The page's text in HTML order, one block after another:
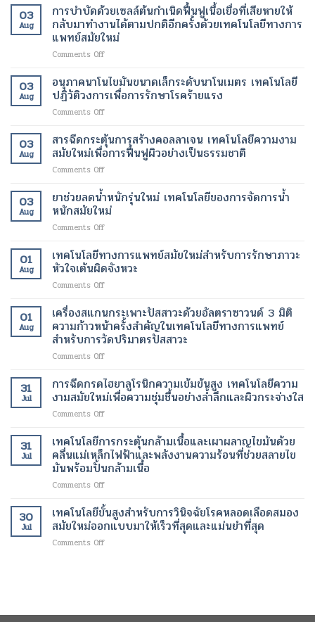
ลด
น้ำ
หนัก
เปลี่ยนแปลง
ชีวิต
ของ
ผู้
ผ่าตัด
สมัย
ใหม่
ของ
ผู้
ป่วย
ความ
งาม
สมัย
ใหม่
เพื่อ
ที่
กระจ่าง
ดี
ขึ้น
แก
รม
แวน
ควิช
เทคโนโลยี
ใหม่
เพื่อ
การ
ปรับ
ร่าง
และ
โดย
ไม่
ต้อง
03
Aug
การบำบัดด้วยเซลล์ต้นกำเนิดฟื้นฟูเนื้อเยื่อที่เสียหายให้
กลับมาทำงานได้ตามปกติอีกครั้งด้วยเทคโนโลยีทางการ
แพทย์สมัยใหม่
Comments Offon
บำบัด
ด้วย
เซลล์
ต้น
ฟื้นฟู
เนื้อเยื่อ
ให้
กลับ
ตาม
ปกติ
อีก
เทคโนโลยี
ทางการ
แพทย์
สมัย
03
Aug
อนุภาคนาโนไขมันขนาดเล็กระดับนาโนเมตร เทคโนโลยี
ปฏิวัติวงการเพื่อการรักษาโรคร้ายแรง
Comments Offon
นาโน
ไข
มัน
ขนาด
ระดับ
นาโน
วงการ
เพื่อ
ร้าย
แรง
03
Aug
สารฉีดกระตุ้นการสร้างคอลลาเจน เทคโนโลยีความงาม
สมัยใหม่เพื่อการฟื้นฟูผิวอย่างเป็นธรรมชาติ
Comments Offon
ฉีด
กระตุ้น
การ
สร้าง
ล
ลา
งาม
สมัย
ใหม่
ผิว
อย่าง
เป็น
03
Aug
ยาช่วยลดน้ำหนักรุ่นใหม่ เทคโนโลยีของการจัดการน้ำ
หนักสมัยใหม่
Comments Offon
ช่วย
ลด
น้ำ
หนัก
ใหม่
เทคโนโลยี
ของ
การ
จัดการ
หนัก
สมัย
01
Aug
เทคโนโลยีทางการแพทย์สมัยใหม่สำหรับการรักษาภาวะ
หัวใจเต้นผิดจังหวะ
Comments Offon
ทางการ
แพทย์
สมัย
ใหม่
สำหรับ
รักษา
ภาวะ
หัวใจ
เต้น
จังหวะ
01
Aug
เครื่องสแกนกระเพาะปัสสาวะด้วยอัลตราซาวนด์ 3 มิติ
ความก้าวหน้าครั้งสำคัญในเทคโนโลยีทางการแพทย์
สำหรับการวัดปริมาตรปัสสาวะ
Comments Offon
สแกน
กระเพาะ
ปัสสาวะ
ด้วย
ซา
วนด์
3
มิติ
ความ
ครั้ง
สำคัญ
ปริมาตร
31
Jul
การฉีดกรดไฮยาลูโรนิกความเข้มข้นสูง เทคโนโลยีความ
งามสมัยใหม่เพื่อความชุ่มชื้นอย่างล้ำลึกและผิวกระจ่างใส
Comments Offon
ฉีด
กรด
ไฮ
ยา
ลู
นิก
ความ
เข้ม
ข้น
ใหม่
31
Jul
เทคโนโลยีการกระตุ้นกล้ามเนื้อและเผาผลาญไขมันด้วย
คลื่นแม่เหล็กไฟฟ้าและพลังงานความร้อนที่ช่วยสลายไข
มันพร้อมปั้นกล้ามเนื้อ
Comments Offon
การก
ระ
ตุ้
นก
ผลาญ
30
Jul
เทคโนโลยีขั้นสูงสำหรับการวินิจฉัยโรคหลอดเลือดสมอง
สมัยใหม่ออกแบบมาให้เร็วที่สุดและแม่นยำที่สุด
Comments Offon
วินิจฉัย